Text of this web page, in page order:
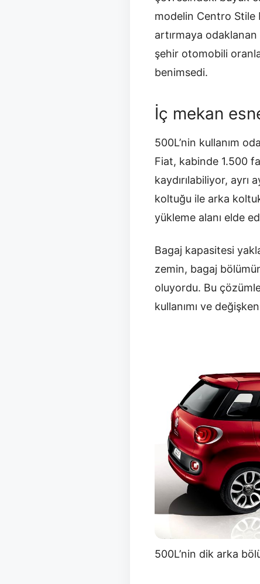
modelin Centro Stile
artırmaya
şehir otomobili
benimsedi.
İç mekan
500L’nin kullanım
Fiat, kabinde 1.500
kaydırılabiliyor, ayrı
koltuğu ile arka
yükleme alanı elde
Bagaj kapasitesi
zemin, bagaj
oluyordu. Bu
kullanımı ve
500L’nin dik arka